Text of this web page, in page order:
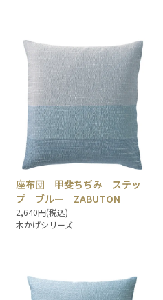
座布団｜甲斐ちぢみ ステッ
プ ブルー｜ZABUTON
2,640円(税込)
木かげシリーズ